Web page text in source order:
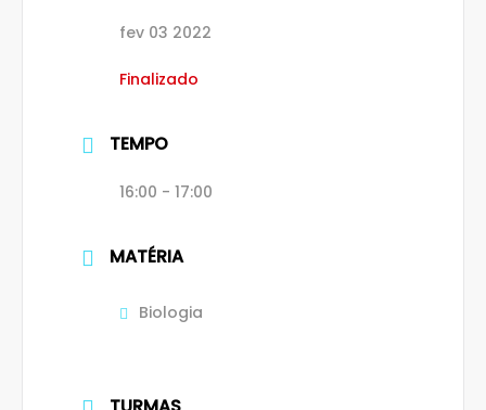
fev 03 2022
Finalizado
TEMPO
16:00 - 17:00
MATÉRIA
Biologia